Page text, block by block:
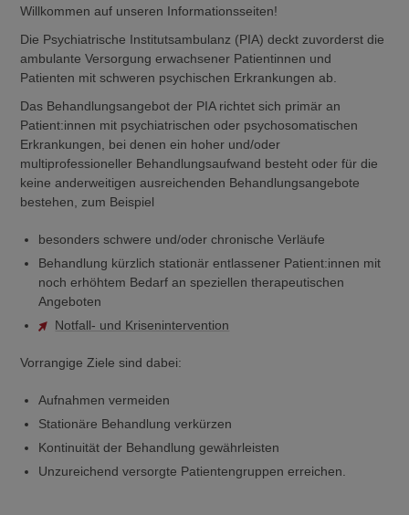
Willkommen auf unseren Informationsseiten!
Die Psychiatrische Institutsambulanz (PIA) deckt zuvorderst die
ambulante Versorgung erwachsener Patientinnen und
Patienten mit schweren psychischen Erkrankungen ab.
Das Behandlungsangebot der PIA richtet sich primär an
Patient:innen mit psychiatrischen oder psychosomatischen
Erkrankungen, bei denen ein hoher und/oder
multiprofessioneller Behandlungsaufwand besteht oder für die
keine anderweitigen ausreichenden Behandlungsangebote
bestehen, zum Beispiel
besonders schwere und/oder chronische Verläufe
Behandlung kürzlich stationär entlassener Patient:innen mit
noch erhöhtem Bedarf an speziellen therapeutischen
Angeboten
Notfall- und Krisenintervention
Vorrangige Ziele sind dabei:
Aufnahmen vermeiden
Stationäre Behandlung verkürzen
Kontinuität der Behandlung gewährleisten
Unzureichend versorgte Patientengruppen erreichen.